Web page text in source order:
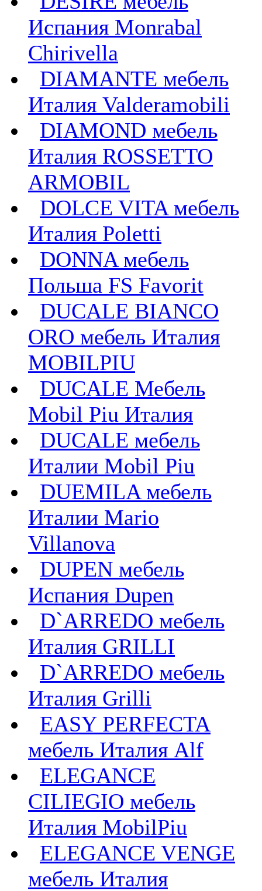
Испания Monrabal
Chirivella
DIAMANTE мебель
Италия Valderamobili
DIAMOND мебель
Италия ROSSETTO
ARMOBIL
DOLCE VITA мебель
Италия Poletti
DONNA мебель
Польша FS Favorit
DUCALE BIANCO
ORO мебель Италия
MOBILPIU
DUCALE Мебель
Mobil Piu Италия
DUCALE мебель
Италии Mobil Piu
DUEMILA мебель
Италии Mario
Villanova
DUPEN мебель
Испания Dupen
D`ARREDO мебель
Италия GRILLI
D`ARREDO мебель
Италия Grilli
EASY PERFECTA
мебель Италия Alf
ELEGANCE
CILIEGIO мебель
Италия MobilPiu
ELEGANCE VENGE
мебель Италия